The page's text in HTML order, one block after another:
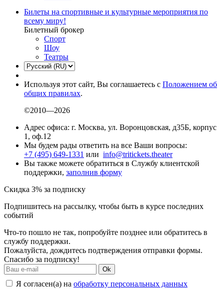
Билеты на спортивные и культурные мероприятия по
всему миру!
Билетный брокер
Спорт
Шоу
Театры
Используя этот сайт, Вы соглашаетесь с Положением об
общих правилах.
©2010—2026
Адрес офиса: г. Москва, ул. Воронцовская, д35Б, корпус
1, оф.12
Мы будем рады ответить на все Ваши вопросы:
+7 (495) 649-1331 или info@tritickets.theater
Вы также можете обратиться в Службу клиентской
поддержки, заполнив форму
Скидка 3% за подписку
Подпишитесь на рассылку, чтобы быть в курсе последних
событий
Что-то пошло не так, попробуйте позднее или обратитесь в
службу поддержки.
Пожалуйста, дождитесь подтверждения отправки формы.
Спасибо за подписку!
Ok
Я согласен(а) на обработку персональных данных